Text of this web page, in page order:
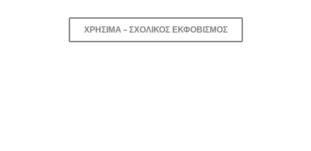
ΧΡΉΣΙΜΑ – ΣΧΟΛΙΚΌΣ ΕΚΦΟΒΙΣΜΌΣ